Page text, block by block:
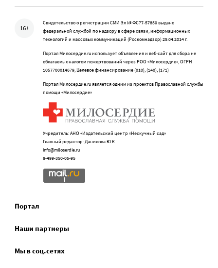
16+
Свидетельство о регистрации СМИ Эл № ФС77-57850 выдано
федеральной службой по надзору в сфере связи, информационных
технологий и массовых коммуникаций (Роскомнадзор) 25.04.2014 г.
Портал Милосердие.ru использует объявления и веб-сайт для сбора не
облагаемых налогом пожертвований через РОО «Милосердие», ОГРН
1057700014679, Целевое финансирование (010), (140), (171)
Портал Милосердие.ru является одним из проектов Православной службы
помощи «Милосердие»
Учредитель: АНО «Издательский центр «Нескучный сад»
Главный редактор: Данилова Ю.К.
info@miloserdie.ru
8-499-350-05-95
Портал
Наши партнеры
Мы в соц.сетях